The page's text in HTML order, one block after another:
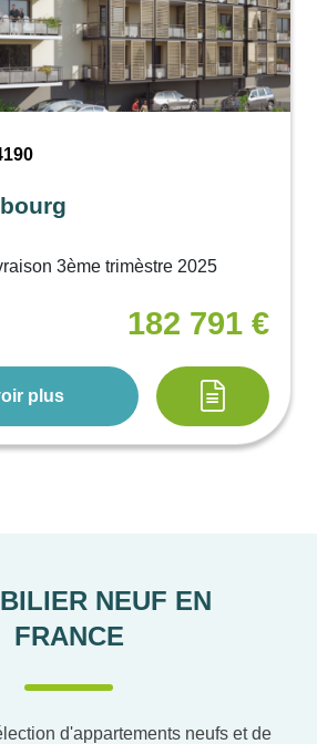
3ème trimèstre 2025
182 791 €
plus
NEUF EN
FRANCE
d'appartements neufs et de